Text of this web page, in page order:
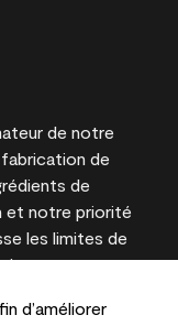
d’améliorer
de notre
de
de
et notre priorité
les limites de
pour